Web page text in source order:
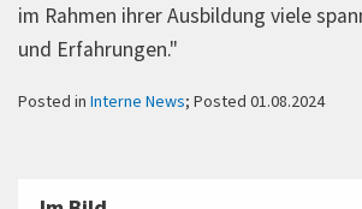
im Rahmen ihrer Ausbildung viele
und Erfahrungen."
Posted in Interne News; Posted 01.08.2024